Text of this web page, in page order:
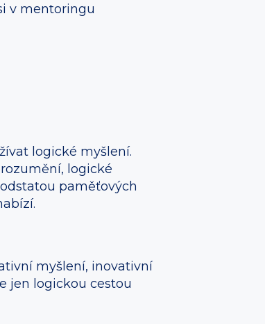
v mentoringu
logické myšlení.
logické
paměťových
myšlení, inovativní
jen logickou cestou